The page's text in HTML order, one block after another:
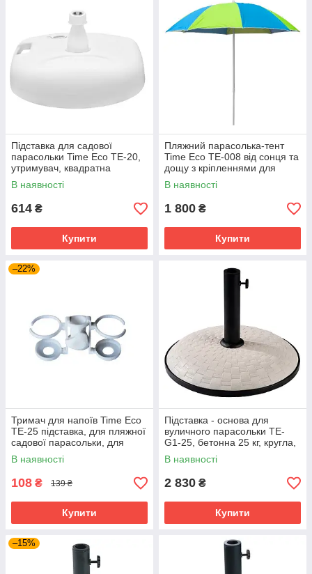
Підставка для садової
парасольки Time Eco TE-20,
утримувач, квадратна
пластикова опора, з
адаптером, на 20 л
В наявності
614 ₴
Купити
Пляжний парасолька-тент
Time Eco TE-008 від сонця та
дощу з кріпленнями для
фіксації тенту
В наявності
1 800 ₴
Купити
–22%
Тримач для напоїв Time Eco
TE-25 підставка, для пляжної
садової парасольки, для
стійки 25-32 мм
В наявності
108 ₴ 139 ₴
Купити
Підставка - основа для
вуличного парасольки TE-
G1-25, бетонна 25 кг, кругла,
біла
В наявності
2 830 ₴
Купити
–15%